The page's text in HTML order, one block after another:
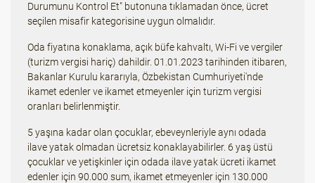
Durumunu Kontrol Et" butonuna tıklamadan önce, ücret
seçilen misafir kategorisine uygun olmalıdır.
Oda fiyatına konaklama, açık büfe kahvaltı, Wi-Fi ve vergiler
(turizm vergisi hariç) dahildir. 01.01.2023 tarihinden itibaren,
Bakanlar Kurulu kararıyla, Özbekistan Cumhuriyeti'nde
ikamet edenler ve ikamet etmeyenler için turizm vergisi
oranları belirlenmiştir.
5 yaşına kadar olan çocuklar, ebeveynleriyle aynı odada
ilave yatak olmadan ücretsiz konaklayabilirler. 6 yaş üstü
çocuklar ve yetişkinler için odada ilave yatak ücreti ikamet
edenler için 90.000 sum, ikamet etmeyenler için 130.000